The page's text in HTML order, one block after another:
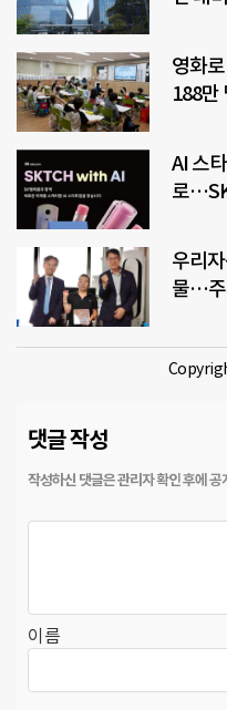
영화
188만
AI 스
로
우리
물…주
댓글 작성
이름